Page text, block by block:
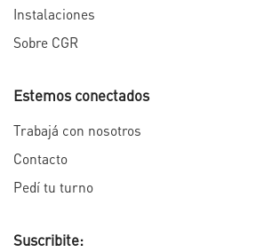
Instalaciones
Sobre CGR
Estemos conectados
Trabajá con nosotros
Contacto
Pedí tu turno
Suscribite: